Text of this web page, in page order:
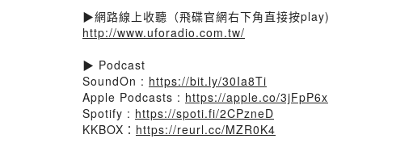
▶網路線上收聽（飛碟官網右下角直接按play)
http://www.uforadio.com.tw/
▶ Podcast
SoundOn : https://bit.ly/30Ia8Ti
Apple Podcasts : https://apple.co/3jFpP6x
Spotify : https://spoti.fi/2CPzneD
KKBOX： https://reurl.cc/MZR0K4